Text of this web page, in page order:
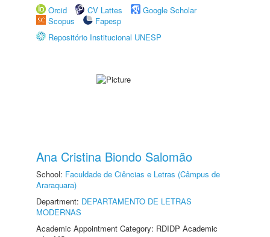
Orcid
CV Lattes
Google Scholar
Scopus
Fapesp
Repositório Institucional UNESP
Ana Cristina Biondo Salomão
School: Faculdade de Ciências e Letras (Câmpus de
Araraquara)
Department: DEPARTAMENTO DE LETRAS
MODERNAS
Academic Appointment Category: RDIDP Academic